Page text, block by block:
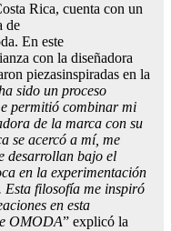
Rica, cuenta con un
de
En este
con la diseñadora
piezasinspiradas en la
sido un proceso
permitió combinar mi
de la marca con su
se acercó a mí, me
desarrollan bajo el
en la experimentación
Esta filosofía me inspiró
en esta
OMODA” explicó la